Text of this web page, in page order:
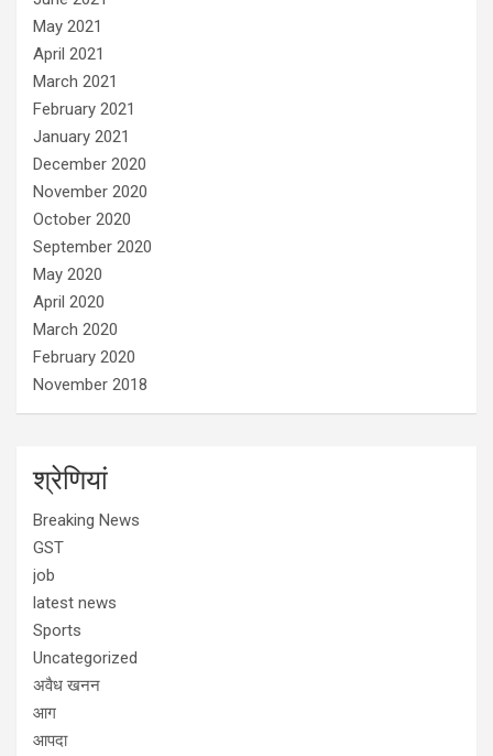
May 2021
April 2021
March 2021
February 2021
January 2021
December 2020
November 2020
October 2020
September 2020
May 2020
April 2020
March 2020
February 2020
November 2018
श्रेणियां
Breaking News
GST
job
latest news
Sports
Uncategorized
अवैध खनन
आग
आपदा